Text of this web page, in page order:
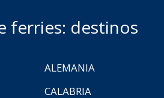
ferries: destinos
ALEMANIA
CALABRIA